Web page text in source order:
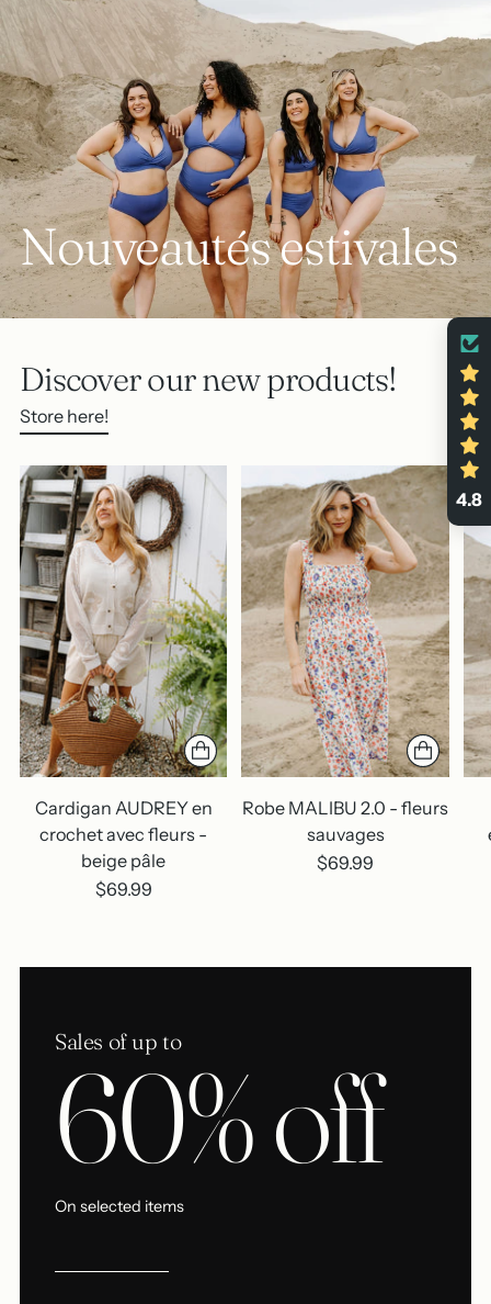
Nouveautés estivales
Discover our new products!
Store here!
Cardigan AUDREY en
crochet avec fleurs -
beige pâle
$69.99
Robe MALIBU 2.0 - fleurs
sauvages
$69.99
Sales of up to
60% off
On selected items
4.8